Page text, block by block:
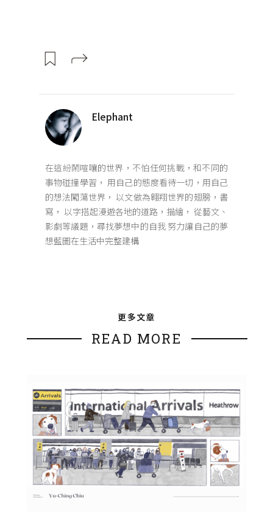
Elephant
在這紛鬧喧嚷的世界，不怕任何挑戰，和不同的
事物碰撞學習， 用自己的態度看待一切，用自己
的想法闖蕩世界， 以文做為翱翔世界的翅膀，書
寫， 以字搭起漫遊各地的道路，描繪， 從藝文、
影劇等議題，尋找夢想中的自我 努力讓自己的夢
想藍圖在生活中完整建構
更多文章
READ MORE